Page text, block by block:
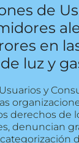
de
en
luz y
y
derechos de
denuncian